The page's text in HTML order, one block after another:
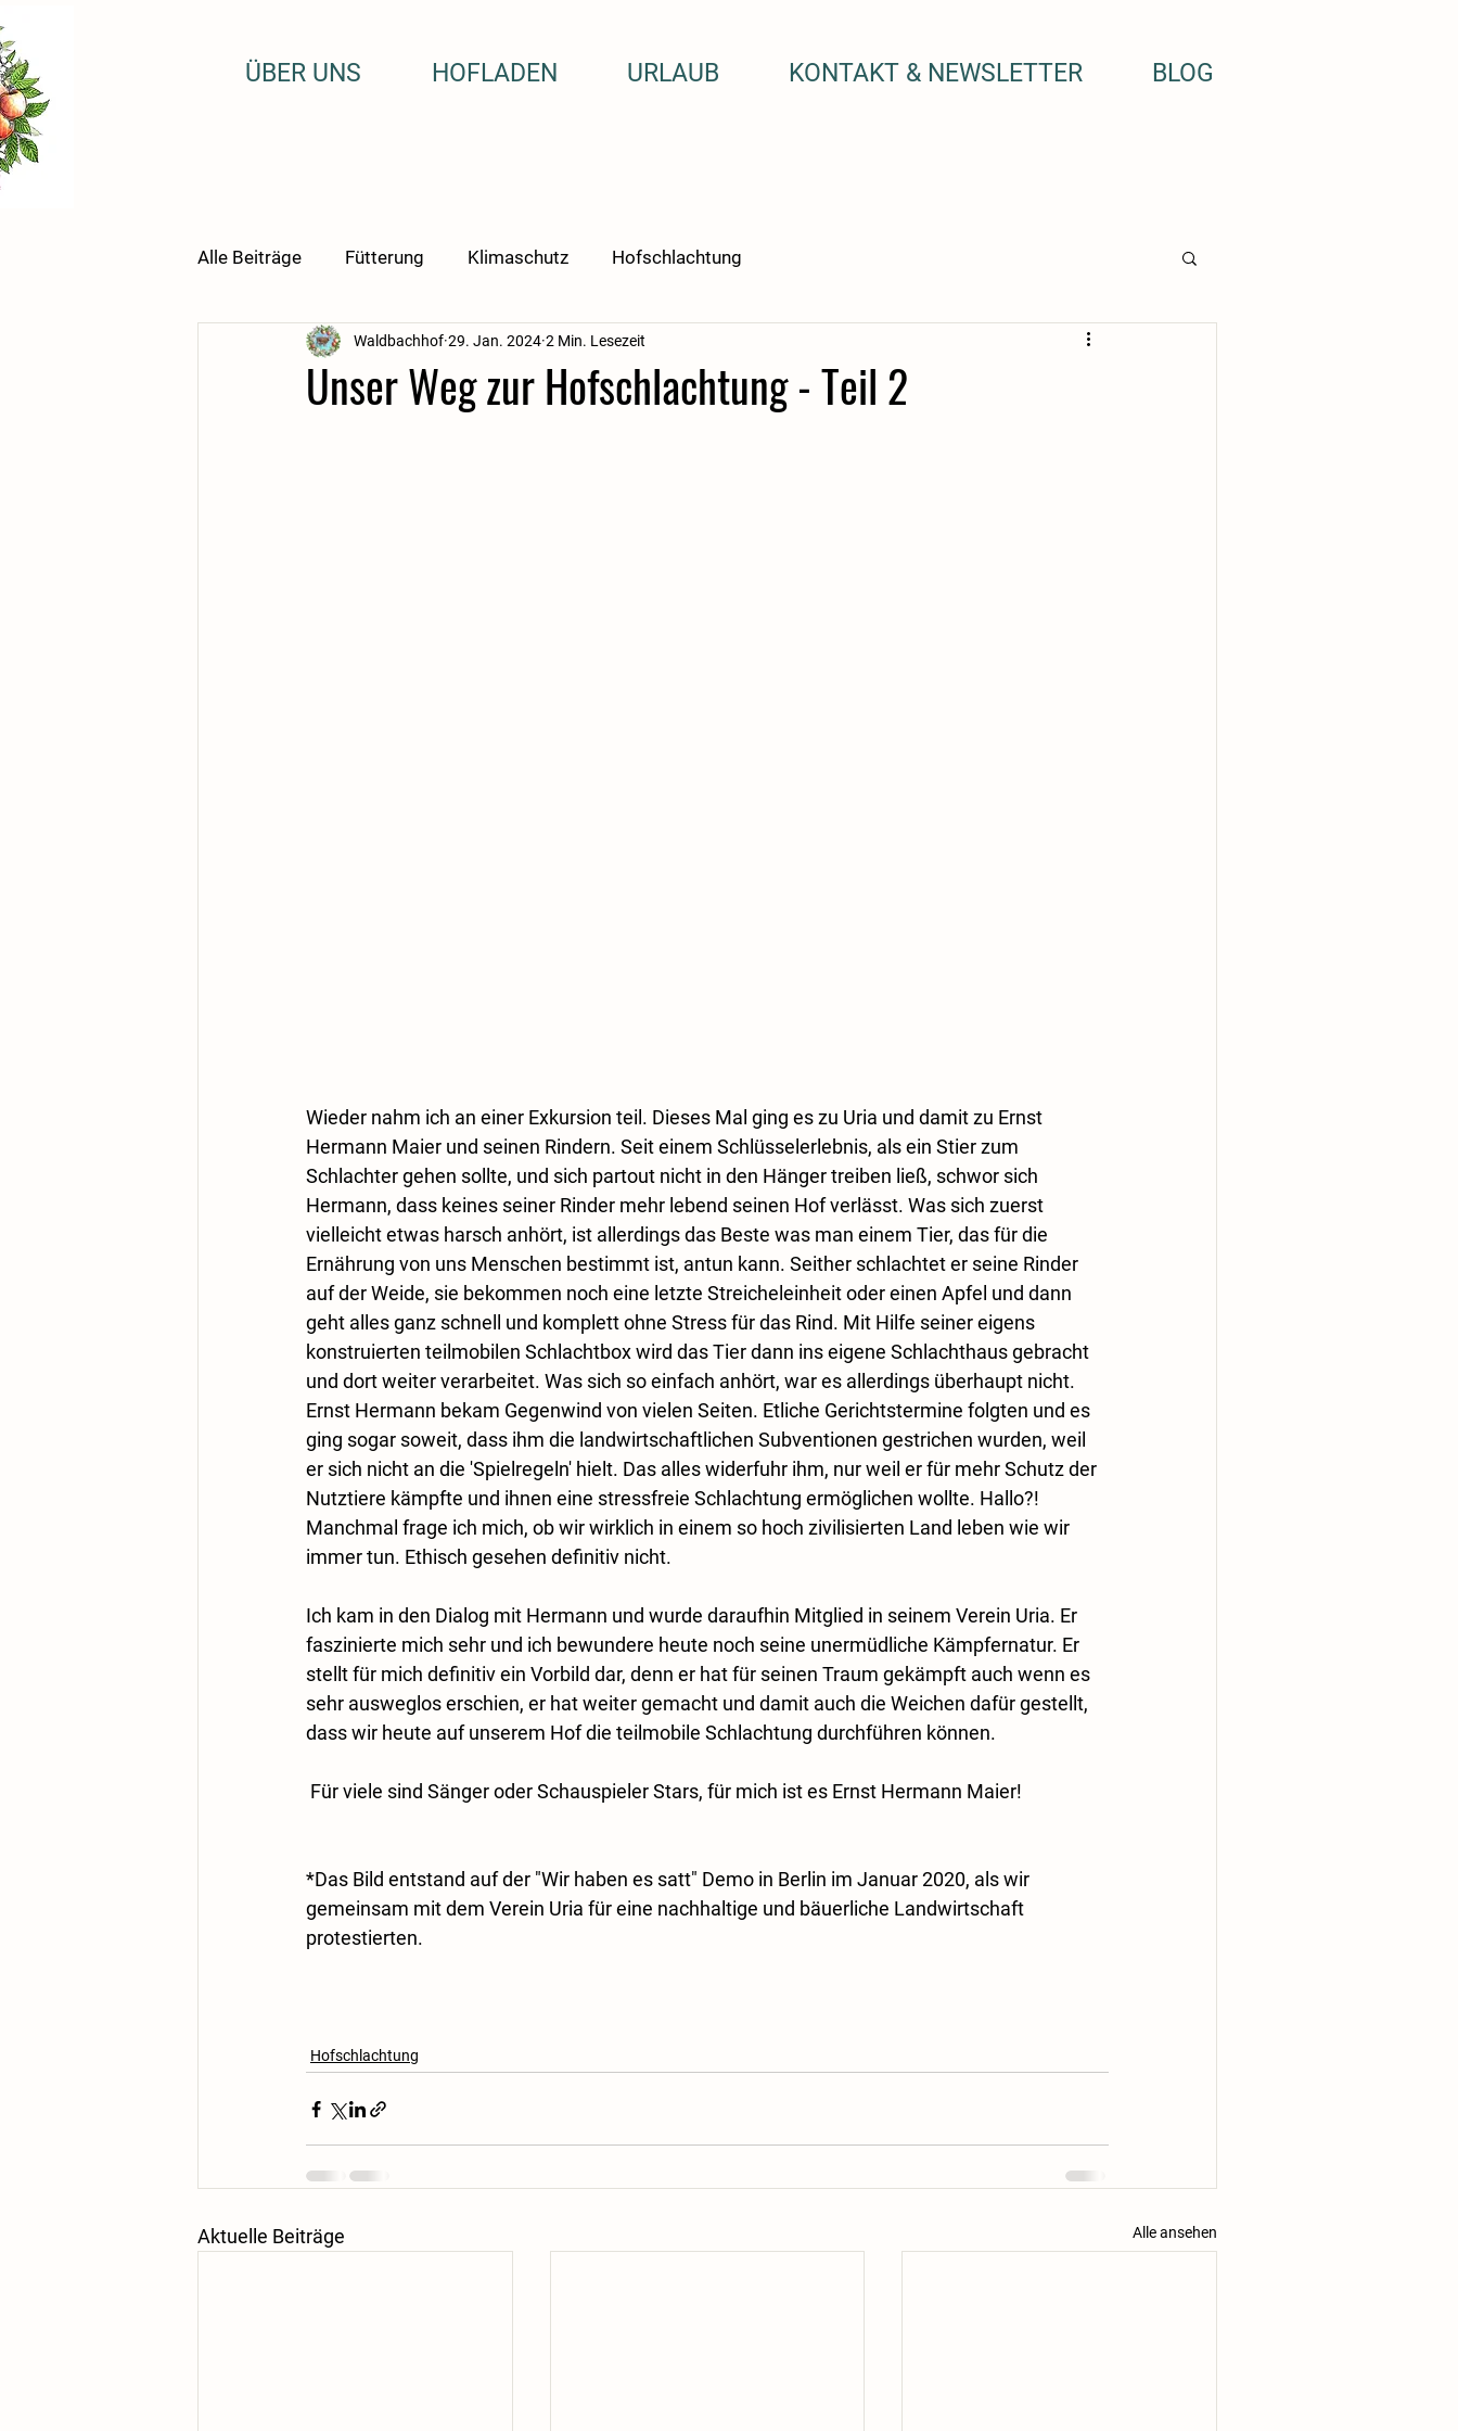
Alle Beiträge Fütterung Klimaschutz Hofschlachtung
Unser Weg zur Hofschlachtung - Teil 2
Waldbachhof 29. Jan. 2024 2 Min. Lesezeit
Wieder nahm ich an einer Exkursion teil. Dieses Mal ging es zu Uria und damit zu Ernst
Hermann Maier und seinen Rindern. Seit einem Schlüsselerlebnis, als ein Stier zum
Schlachter gehen sollte, und sich partout nicht in den Hänger treiben ließ, schwor sich
Hermann, dass keines seiner Rinder mehr lebend seinen Hof verlässt. Was sich zuerst
vielleicht etwas harsch anhört, ist allerdings das Beste was man einem Tier, das für die
Ernährung von uns Menschen bestimmt ist, antun kann. Seither schlachtet er seine Rinder
auf der Weide, sie bekommen noch eine letzte Streicheleinheit oder einen Apfel und dann
geht alles ganz schnell und komplett ohne Stress für das Rind. Mit Hilfe seiner eigens
konstruierten teilmobilen Schlachtbox wird das Tier dann ins eigene Schlachthaus gebracht
und dort weiter verarbeitet. Was sich so einfach anhört, war es allerdings überhaupt nicht.
Ernst Hermann bekam Gegenwind von vielen Seiten. Etliche Gerichtstermine folgten und es
ging sogar soweit, dass ihm die landwirtschaftlichen Subventionen gestrichen wurden, weil
er sich nicht an die 'Spielregeln' hielt. Das alles widerfuhr ihm, nur weil er für mehr Schutz der
Nutztiere kämpfte und ihnen eine stressfreie Schlachtung ermöglichen wollte. Hallo?!
Manchmal frage ich mich, ob wir wirklich in einem so hoch zivilisierten Land leben wie wir
immer tun. Ethisch gesehen definitiv nicht.
Ich kam in den Dialog mit Hermann und wurde daraufhin Mitglied in seinem Verein Uria. Er
faszinierte mich sehr und ich bewundere heute noch seine unermüdliche Kämpfernatur. Er
stellt für mich definitiv ein Vorbild dar, denn er hat für seinen Traum gekämpft auch wenn es
sehr ausweglos erschien, er hat weiter gemacht und damit auch die Weichen dafür gestellt,
dass wir heute auf unserem Hof die teilmobile Schlachtung durchführen können.
Für viele sind Sänger oder Schauspieler Stars, für mich ist es Ernst Hermann Maier!
*Das Bild entstand auf der "Wir haben es satt" Demo in Berlin im Januar 2020, als wir
gemeinsam mit dem Verein Uria für eine nachhaltige und bäuerliche Landwirtschaft
protestierten.
Hofschlachtung
Aktuelle Beiträge Alle ansehen
ÜBER UNS HOFLADEN URLAUB KONTAKT & NEWSLETTER BLOG